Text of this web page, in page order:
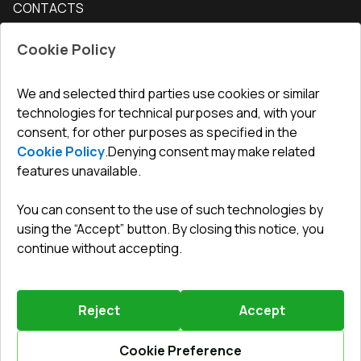
Interior doors
How to measure windows
For companies, cooperation
Conditions for returning goods
Guarantee
CONTACTS
undefined(undefined)
info@toptechnik.com.pl
Polityka prywatności
REGULAMIN
©2026.All right reserved.Powered byVitrager.com.
Report a problem?
Cookie Policy
We and selected third parties use cookies or similar
technologies for technical purposes and, with your
consent, for other purposes as specified in the
Cookie Policy.Denying consent may make related
features unavailable.
You can consent to the use of such technologies by
using the “Accept” button. By closing this notice, you
continue without accepting.
Reject Accept
Cookie Preference